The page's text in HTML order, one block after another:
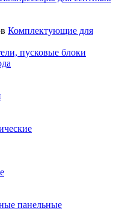
Комплектующие для
пусковые блоки
панельные